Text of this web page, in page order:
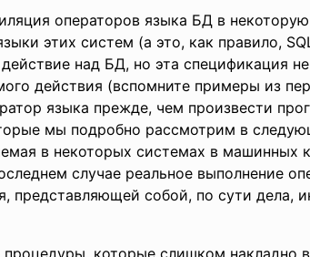
операторов языка БД в
этих систем (а это, как правило,
над БД, но эта спецификация
действия (вспомните примеры из
языка прежде, чем произвести
мы подробно рассмотрим в
в некоторых системах в машинных
случае реальное выполнение
собой, по сути дела,
которые слишком накладно